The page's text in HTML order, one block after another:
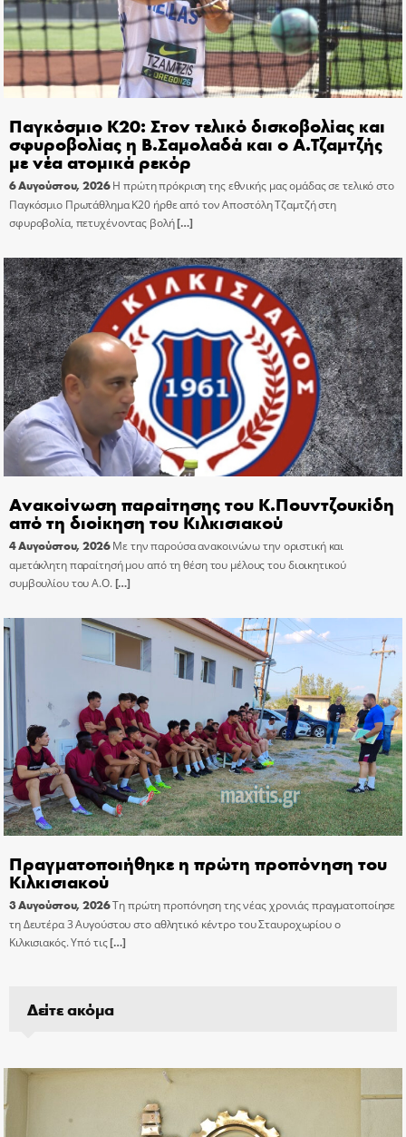
Παγκόσμιο Κ20: Στον τελικό δισκοβολίας και
σφυροβολίας η Β.Σαμολαδά και ο Α.Τζαμτζής
με νέα ατομικά ρεκόρ
6 Αυγούστου, 2026 Η πρώτη πρόκριση της εθνικής μας ομάδας σε τελικό στο
Παγκόσμιο Πρωτάθλημα Κ20 ήρθε από τον Αποστόλη Τζαμτζή στη
σφυροβολία, πετυχένοντας βολή[…]
Ανακοίνωση παραίτησης του Κ.Πουντζουκίδη
από τη διοίκηση του Κιλκισιακού
4 Αυγούστου, 2026 Με την παρούσα ανακοινώνω την οριστική και
αμετάκλητη παραίτησή μου από τη θέση του μέλους του διοικητικού
συμβουλίου του Α.Ο.[…]
Πραγματοποιήθηκε η πρώτη προπόνηση του
Κιλκισιακού
3 Αυγούστου, 2026Τη πρώτη προπόνηση της νέας χρονιάς πραγματοποίησε
τη Δευτέρα 3 Αυγούστου στο αθλητικό κέντρο του Σταυροχωρίου ο
Κιλκισιακός. Υπό τις[…]
Δείτε ακόμα